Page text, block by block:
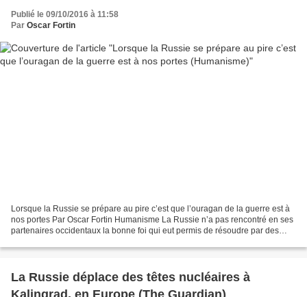
Publié le 09/10/2016 à 11:58
Par Oscar Fortin
Lorsque la Russie se prépare au pire c’est que l’ouragan de la guerre est à
nos portes Par Oscar Fortin Humanisme La Russie n’a pas rencontré en ses
partenaires occidentaux la bonne foi qui eut permis de résoudre par des
La Russie déplace des têtes nucléaires à
Kalingrad, en Europe (The Guardian)